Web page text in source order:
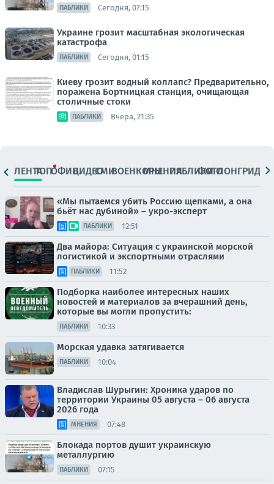
ПАБЛИКИ Сегодня, 07:15
Украине грозит масштабная экологическая
катастрофа
ПАБЛИКИ Сегодня, 01:15
Киеву грозит водный коллапс? Предварительно,
поражена Бортницкая станция, очищающая
столичные стоки
ПАБЛИКИ Вчера, 21:35
ЛЕНТАТОПОФИЦ.ВИДЕОСМИВОЕНКОРЫМНЕНИЯПАБЛИКИ
ФОТОЛОНГРИДЫ
«Мы пытаемся убить Россию щепками, а она
бьёт нас дубиной» – укро-эксперт
ПАБЛИКИ 12:51
Два майора: Ситуация с украинской морской
логистикой и экспортными отраслями
ПАБЛИКИ 11:52
Подборка наиболее интересных наших
новостей и материалов за вчерашний день,
которые вы могли пропустить:
ПАБЛИКИ 10:33
Морская удавка затягивается
ПАБЛИКИ 10:04
Владислав Шурыгин: Хроника ударов по
территории Украины 05 августа – 06 августа
2026 года
МНЕНИЯ 07:48
Блокада портов душит украинскую
металлургию
ПАБЛИКИ 07:15